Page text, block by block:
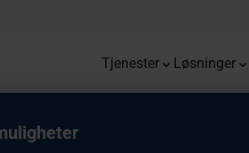
Tjenester Løsninger
våre løsninger